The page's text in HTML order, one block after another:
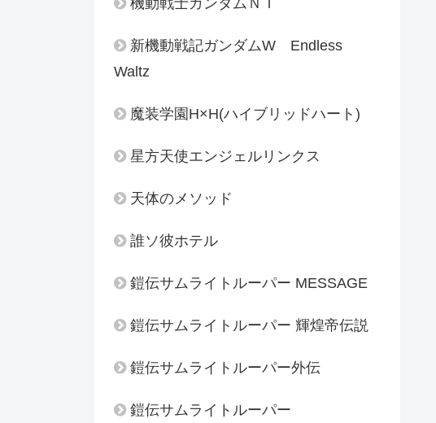
機動戦士ガンダムＮＴ
新機動戦記ガンダムW Endless
Waltz
魔装学園H×H(ハイブリッドハート)
星方天使エンジェルリンクス
天体のメソッド
誰ソ彼ホテル
鎧伝サムライトルーパー MESSAGE
鎧伝サムライトルーパー 輝煌帝伝説
鎧伝サムライトルーパー外伝
鎧伝サムライトルーパー